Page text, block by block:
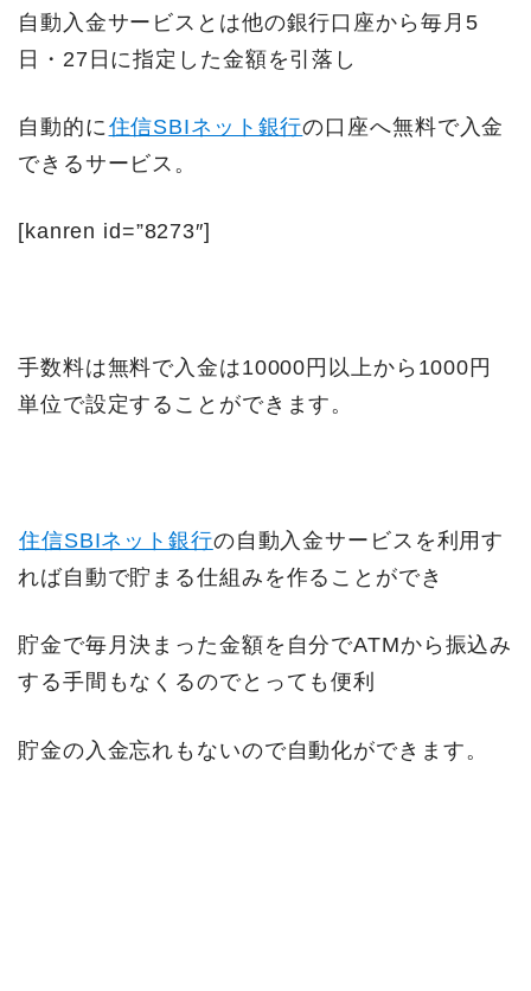
自動入金サービスとは他の銀行口座から毎月5
日・27日に指定した金額を引落し
自動的に住信SBIネット銀行の口座へ無料で入金
できるサービス。
[kanren id=”8273″]
手数料は無料で入金は10000円以上から1000円
単位で設定することができます。
住信SBIネット銀行の自動入金サービスを利用す
れば自動で貯まる仕組みを作ることができ
貯金で毎月決まった金額を自分でATMから振込み
する手間もなくるのでとっても便利
貯金の入金忘れもないので自動化ができます。